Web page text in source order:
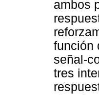
ambos
función
señal-
tres